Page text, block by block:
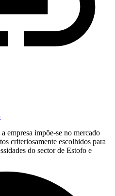
empresa impõe-se no mercado
criteriosamente escolhidos para
do sector de Estofo e